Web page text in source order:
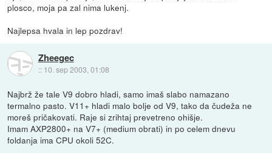
plosco, moja pa zal nima lukenj.
Najlepsa hvala in lep pozdrav!
Zheegec
:: 10. sep 2003, 01:08
Najbrž že tale V9 dobro hladi, samo imaš slabo namazano
termalno pasto. V11+ hladi malo bolje od V9, tako da čudeža ne
moreš pričakovati. Raje si zrihtaj prevetreno ohišje.
Imam AXP2800+ na V7+ (medium obrati) in po celem dnevu
foldanja ima CPU okoli 52C.